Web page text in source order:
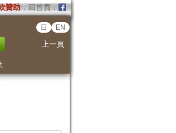
贊助．回首頁．
日 EN
上一頁